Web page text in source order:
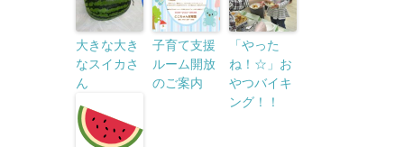
大きな大き
なスイカさ
ん
子育て支援
ルーム開放
のご案内
「やった
ね！☆」お
やつバイキ
ング！！